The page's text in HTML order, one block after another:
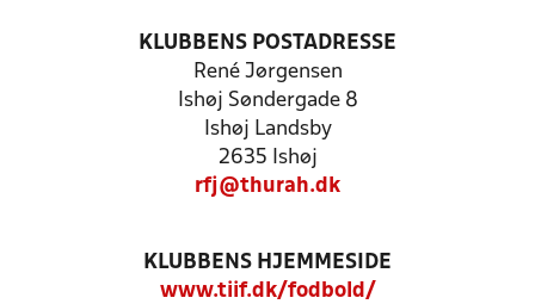
KLUBBENS POSTADRESSE
René Jørgensen
Ishøj Søndergade 8
Ishøj Landsby
2635 Ishøj
rfj@thurah.dk
KLUBBENS HJEMMESIDE
www.tiif.dk/fodbold/